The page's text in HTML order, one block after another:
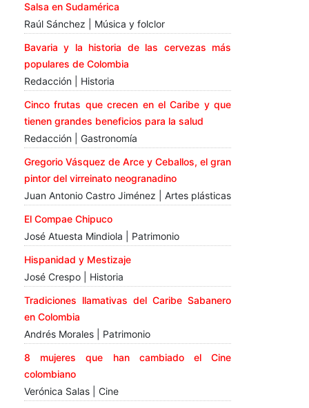
Salsa en Sudamérica
Raúl Sánchez | Música y folclor
Bavaria y la historia de las cervezas más
populares de Colombia
Redacción | Historia
Cinco frutas que crecen en el Caribe y que
tienen grandes beneficios para la salud
Redacción | Gastronomía
Gregorio Vásquez de Arce y Ceballos, el gran
pintor del virreinato neogranadino
Juan Antonio Castro Jiménez | Artes plásticas
El Compae Chipuco
José Atuesta Mindiola | Patrimonio
Hispanidad y Mestizaje
José Crespo | Historia
Tradiciones llamativas del Caribe Sabanero
en Colombia
Andrés Morales | Patrimonio
8 mujeres que han cambiado el Cine
colombiano
Verónica Salas | Cine